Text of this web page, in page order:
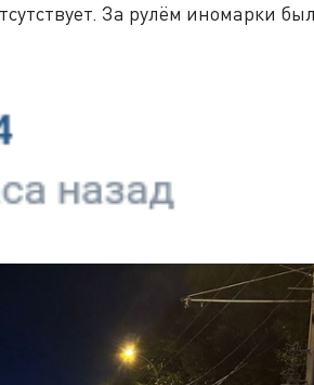
За рулём иномарки